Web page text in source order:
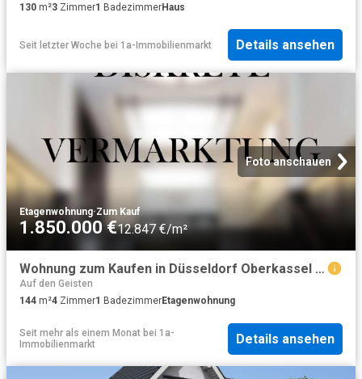
130 m²3 Zimmer1 BadezimmerHaus
Seit letzter Woche bei 1a-Immobilienmarkt Details ansehen
Foto anschauen
Etagenwohnung·Zum Kauf
1.850.000 €12.847 €/m²
Wohnung zum Kaufen in Düsseldorf Oberkassel 1.850.000,00 EUR 144 m²
Auf den Geisten
144 m²4 Zimmer1 BadezimmerEtagenwohnung
Seit mehr als einem Monat bei 1a-
Immobilienmarkt
Details ansehen